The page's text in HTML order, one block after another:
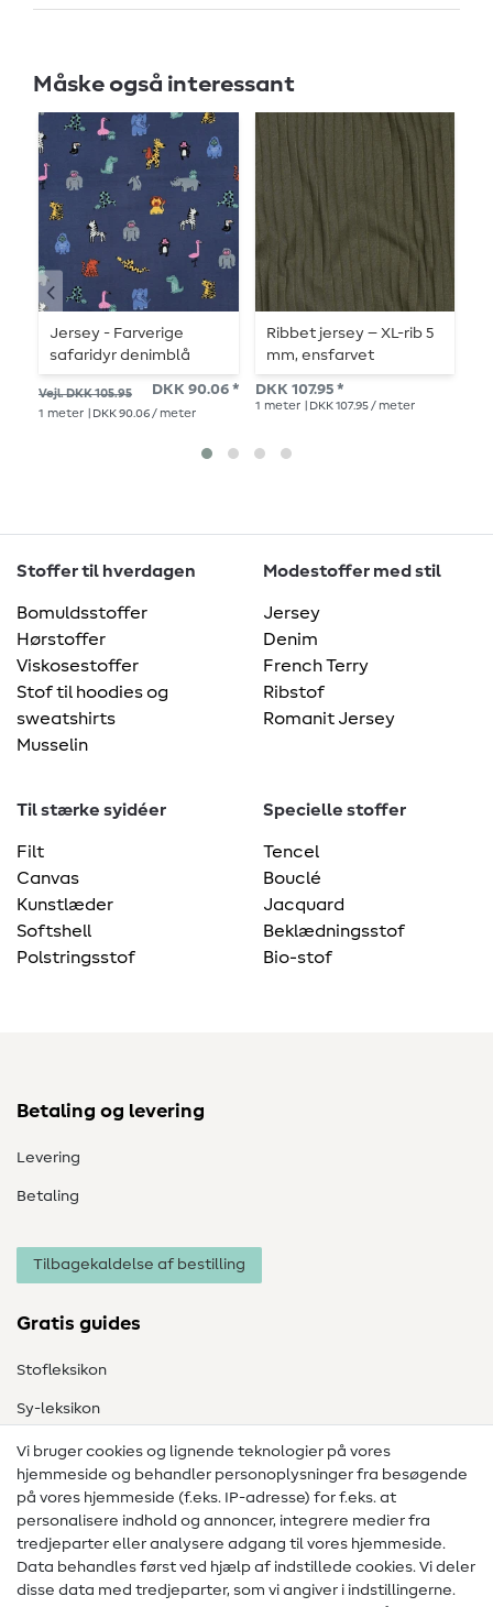
Måske også interessant
Jersey - Farverige
safaridyr denimblå
Vejl. DKK 105.95 DKK 90.06 *
1 meter | DKK 90.06 / meter
Ribbet jersey – XL-rib 5
mm, ensfarvet
militærgrøn
DKK 107.95 *
1 meter | DKK 107.95 / meter
Stoffer til hverdagen
Bomuldsstoffer
Hørstoffer
Viskosestoffer
Stof til hoodies og
sweatshirts
Musselin
Modestoffer med stil
Jersey
Denim
French Terry
Ribstof
Romanit Jersey
Til stærke syidéer
Filt
Canvas
Kunstlæder
Softshell
Polstringsstof
Specielle stoffer
Tencel
Bouclé
Jacquard
Beklædningsstof
Bio-stof
Betaling og levering
Levering
Betaling
Tilbagekaldelse af bestilling
Gratis guides
Stofleksikon
Sy-leksikon
Syvejledninger
Hjælp & kontakt
Kontakt
Information om ændring af operatør
Vi bruger cookies og lignende teknologier på vores
hjemmeside og behandler personoplysninger fra besøgende
på vores hjemmeside (f.eks. IP-adresse) for f.eks. at
personalisere indhold og annoncer, integrere medier fra
tredjeparter eller analysere adgang til vores hjemmeside.
Data behandles først ved hjælp af indstillede cookies. Vi deler
disse data med tredjeparter, som vi angiver i indstillingerne.